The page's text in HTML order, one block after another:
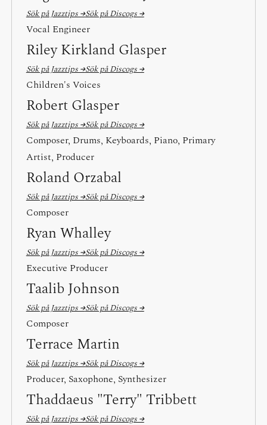
Sök på Jazztips →Sök på Discogs →
Vocal Engineer
Riley Kirkland Glasper
Sök på Jazztips →Sök på Discogs →
Children's Voices
Robert Glasper
Sök på Jazztips →Sök på Discogs →
Composer, Drums, Keyboards, Piano, Primary
Artist, Producer
Roland Orzabal
Sök på Jazztips →Sök på Discogs →
Composer
Ryan Whalley
Sök på Jazztips →Sök på Discogs →
Executive Producer
Taalib Johnson
Sök på Jazztips →Sök på Discogs →
Composer
Terrace Martin
Sök på Jazztips →Sök på Discogs →
Producer, Saxophone, Synthesizer
Thaddaeus "Terry" Tribbett
Sök på Jazztips →Sök på Discogs →